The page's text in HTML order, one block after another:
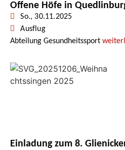
Offene Höfe in
So., 30.11.2025
Ausflug
Abteilung Gesundheitssport
Einladung zum 8.